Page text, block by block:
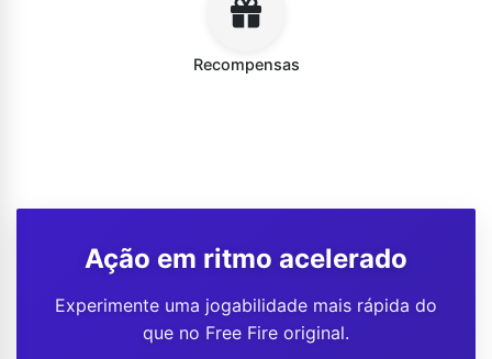
Recompensas
Ação em ritmo acelerado
Experimente uma jogabilidade mais rápida do
que no Free Fire original.